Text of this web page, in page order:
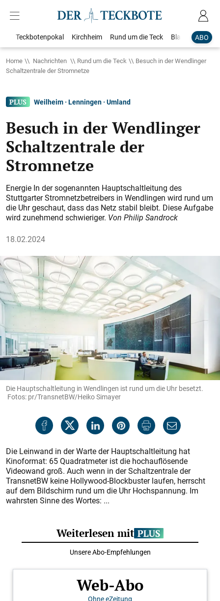
ABO
Teckbotenpokal Kirchheim Rund um die Teck Blaulicht
Home Nachrichten Rund um die Teck
Besuch in der Wendlinger
Schaltzentrale der Stromnetze
Weilheim · Lenningen · Umland
Besuch in der Wendlinger
Schaltzentrale der
Stromnetze
Energie In der sogenannten Hauptschaltleitung des
Stuttgarter Stromnetzbetreibers in Wendlingen wird rund um
die Uhr geschaut, dass das Netz stabil bleibt. Diese Aufgabe
wird zunehmend schwieriger. Von Philip Sandrock
18.02.2024
Die Hauptschaltleitung in Wendlingen ist rund um die Uhr besetzt.
Fotos: pr/TransnetBW/Heiko Simayer
Die Leinwand in der Warte der Hauptschaltleitung hat
Kinoformat: 65 Quadratmeter ist die hochauflösende
Videowand groß. Auch wenn in der Schaltzentrale der
TransnetBW keine Hollywood-Blockbuster laufen, herrscht
auf dem Bildschirm rund um die Uhr Hochspannung. Im
wahrsten Sinne des Wortes: ...